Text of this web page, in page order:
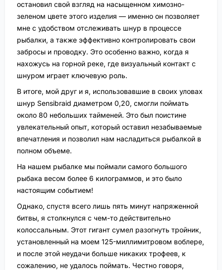
остановил свой взгляд на насыщенном химозно-
зеленом цвете этого изделия — именно он позволяет
мне с удобством отслеживать шнур в процессе
рыбалки, а также эффективно контролировать свои
забросы и проводку. Это особенно важно, когда я
нахожусь на горной реке, где визуальный контакт с
шнуром играет ключевую роль.
В итоге, мой друг и я, использовавшие в своих уловах
шнур Sensibraid диаметром 0,20, смогли поймать
около 80 небольших тайменей. Это был поистине
увлекательный опыт, который оставил незабываемые
впечатления и позволил нам насладиться рыбалкой в
полном объеме.
На нашем рыбалке мы поймали самого большого
рыбака весом более 6 килограммов, и это было
настоящим событием!
Однако, спустя всего лишь пять минут напряженной
битвы, я столкнулся с чем-то действительно
колоссальным. Этот гигант сумел разогнуть тройник,
установленный на моем 125-миллимитровом воблере,
и после этой неудачи больше никаких трофеев, к
сожалению, не удалось поймать. Честно говоря,